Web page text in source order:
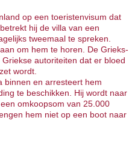
op een toeristenvisum dat
hij de villa van een
tweemaal te spreken.
om hem te horen. De Grieks-
autoriteiten dat er bloed
wordt.
binnen en arresteert hem
te beschikken. Hij wordt naar
omkoopsom van 25.000
hem niet op een boot naar